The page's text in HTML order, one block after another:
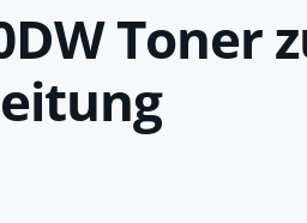
Toner